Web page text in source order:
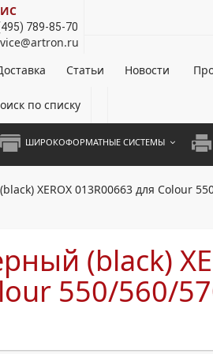
789-85-70
Статьи Новости
Поиск по списку
ШИРОКОФОРМАТНЫЕ СИСТЕМЫ
А4
XEROX 013R00663 для Colour
(black)
550/560/